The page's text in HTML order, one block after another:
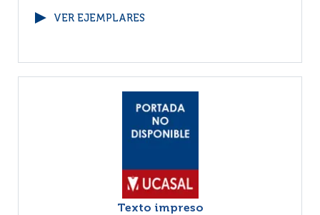
VER EJEMPLARES
Texto impreso